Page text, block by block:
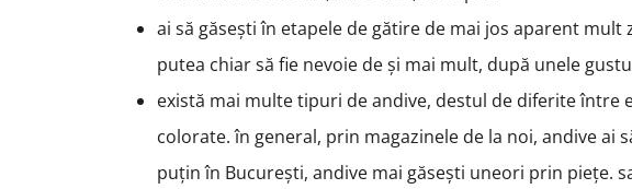
ai să găsești în etapele de gătire de mai jos aparent
putea chiar să fie nevoie de și mai mult, după unele
există mai multe tipuri de andive, destul de diferite între
colorate. în general, prin magazinele de la noi, andive ai
puțin în București, andive mai găsești uneori prin piețe.